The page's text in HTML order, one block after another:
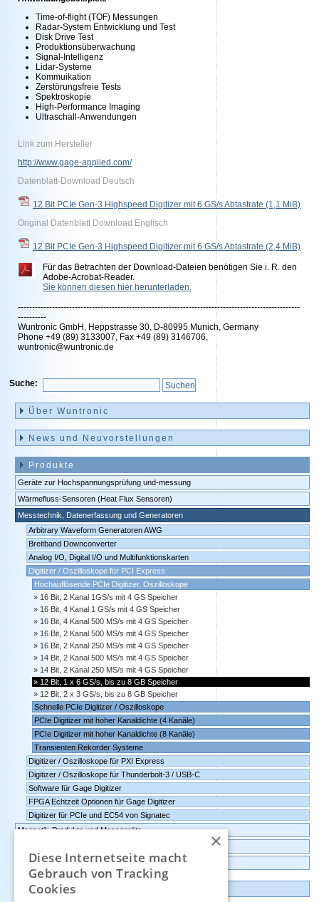
Time-of-flight (TOF) Messungen
Radar-System Entwicklung und Test
Disk Drive Test
Produktionsüberwachung
Signal-Intelligenz
Lidar-Systeme
Kommuikation
Zerstörungsfreie Tests
Spektroskopie
High-Performance Imaging
Ultraschall-Anwendungen
Link zum Hersteller
http://www.gage-applied.com/
Datenblatt-Download Deutsch
12 Bit PCIe Gen-3 Highspeed Digitizer mit 6 GS/s Abtastrate (1,1 MiB)
Original Datenblatt Download Englisch
12 Bit PCIe Gen-3 Highspeed Digitizer mit 6 GS/s Abtastrate (2,4 MiB)
Für das Betrachten der Download-Dateien benötigen Sie i. R. den
Adobe-Acrobat-Reader.
Sie können diesen hier herunterladen.
---------------------------------------------------------------------------------------------------
----------
Wuntronic GmbH, Heppstrasse 30, D-80995 Munich, Germany
Phone +49 (89) 3133007, Fax +49 (89) 3146706,
wuntronic@wuntronic.de
Suche:
überspringen
Über Wuntronic
News und Neuvorstellungen
Produkte
Geräte zur Hochspannungsprüfung und-messung
Wärmefluss-Sensoren (Heat Flux Sensoren)
Messtechnik, Datenerfassung und Generatoren
Arbitrary Waveform Generatoren AWG
Breitband Downconverter
Analog I/O, Digital I/O und Multifunktionskarten
Digitizer / Oszilloskope für PCI Express
Hochauflösende PCIe Digitizer, Oszilloskope
16 Bit, 2 Kanal 1GS/s mit 4 GS Speicher
16 Bit, 4 Kanal 1 GS/s mit 4 GS Speicher
16 Bit, 4 Kanal 500 MS/s mit 4 GS Speicher
16 Bit, 2 Kanal 500 MS/s mit 4 GS Speicher
16 Bit, 2 Kanal 250 MS/s mit 4 GS Speicher
14 Bit, 2 Kanal 500 MS/s mit 4 GS Speicher
14 Bit, 2 Kanal 250 MS/s mit 4 GS Speicher
12 Bit, 1 x 6 GS/s, bis zu 8 GB Speicher
12 Bit, 2 x 3 GS/s, bis zu 8 GB Speicher
Schnelle PCIe Digitizer / Oszilloskope
PCIe Digitizer mit hoher Kanaldichte (4 Kanäle)
PCIe Digitizer mit hoher Kanaldichte (8 Kanäle)
Transienten Rekorder Systeme
Digitizer / Oszilloskope für PXI Express
Digitizer / Oszilloskope für Thunderbolt-3 / USB-C
Software für Gage Digitizer
FPGA Echtzeit Optionen für Gage Digitizer
Digitizer für PCIe und EC54 von Signatec
Magnetik-Produkte und Messgeräte
Datenlogger, Datenrekorder, Messwandler
Günstige Auslauf-und Demogeräte
×
Diese Internetseite macht
Gebrauch von Tracking
Cookies